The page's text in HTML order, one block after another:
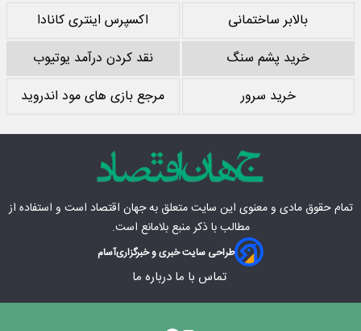
بالابر ساختمانی
اکسپرس اینتری کانادا
خرید پشم سنگ
نقد کردن درآمد یوتیوب
خرید سرور
مرجع بازی های مود اندروید
تمام حقوق مادی‌ و معنوی این سایت متعلق بهجهان اقتصاد است و استفاده از
مطالب با ذکر منبع بلامانع است.
طراحی سایت خبری و خبرگزاریآسام
تماس با ما درباره ما